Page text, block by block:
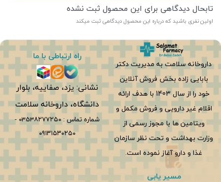
تابحال دیدگاهی برای این محصول ثبت نشده
اولین نفری باشید که درباره این محصول دیدگاهی ثبت میکند
داروخانه سلامت به مدیریت دکتر
بابایی زاده بخش فروش آنلاین
خود را از سال 1403 با هدف ارائه
اقلام غیر دارویی و فروش مکمل و
ویتامین ها با مجوز رسمی از
وزارت بهداشت و تحت نظر سازمان
غذا و دارو آغاز نموده است.
راه ارتباطی با ما
نشانی: یزد، صفاییه، بلوار
دانشگاه، داروخانه سلامت
شماره تماس :0353۸۲۷۷۲۵۰ -
۰۹۱۳۱۵۳۰۲۵۰
مسیر یابی